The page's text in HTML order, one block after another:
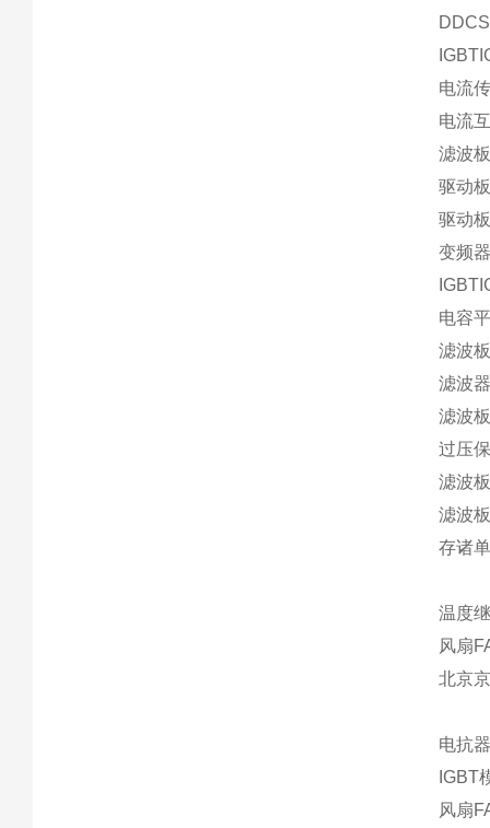
电流
电流
滤波
驱动
驱动
变频
电容
滤波
滤波
滤波
过压
滤波
滤波
存诸
温度
风
北京
电抗
IGBT
风扇